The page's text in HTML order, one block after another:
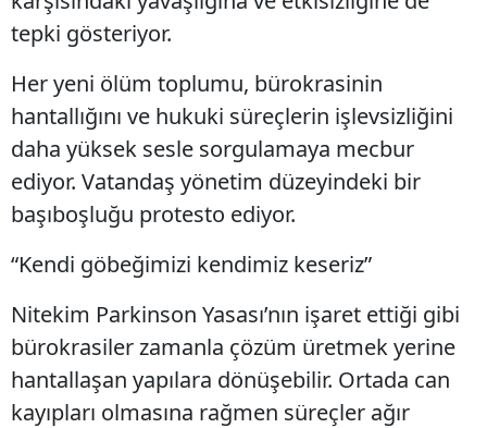
tepki gösteriyor.
Her yeni ölüm toplumu, bürokrasinin
hantallığını ve hukuki süreçlerin işlevsizliğini
daha yüksek sesle sorgulamaya mecbur
ediyor. Vatandaş yönetim düzeyindeki bir
başıboşluğu protesto ediyor.
“Kendi göbeğimizi kendimiz keseriz”
Nitekim Parkinson Yasası’nın işaret ettiği gibi
bürokrasiler zamanla çözüm üretmek yerine
hantallaşan yapılara dönüşebilir. Ortada can
kayıpları olmasına rağmen süreçler ağır